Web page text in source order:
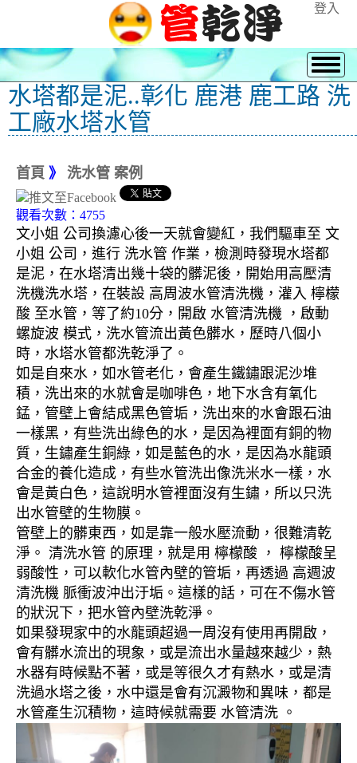
登入
水塔都是泥..彰化 鹿港 鹿工路 洗
工廠水塔水管
首頁 》 洗水管 案例
觀看次數：4755
文小姐 公司換濾心後一天就會變紅，我們驅車至 文
小姐 公司，進行 洗水管 作業，檢測時發現水塔都
是泥，在水塔清出幾十袋的髒泥後，開始用高壓清
洗機洗水塔，在裝設 高周波水管清洗機，灌入 檸檬
酸 至水管，等了約10分，開啟 水管清洗機 ，啟動
螺旋波 模式，洗水管流出黃色髒水，歷時八個小
時，水塔水管都洗乾淨了。
如是自來水，如水管老化，會產生鐵鏽跟泥沙堆
積，洗出來的水就會是咖啡色，地下水含有氧化
錳，管壁上會結成黑色管垢，洗出來的水會跟石油
一樣黑，有些洗出綠色的水，是因為裡面有銅的物
質，生鏽產生銅綠，如是藍色的水，是因為水龍頭
合金的養化造成，有些水管洗出像洗米水一樣，水
會是黃白色，這說明水管裡面沒有生鏽，所以只洗
出水管壁的生物膜。
管壁上的髒東西，如是靠一般水壓流動，很難清乾
淨。 清洗水管 的原理，就是用 檸檬酸 ， 檸檬酸呈
弱酸性，可以軟化水管內壁的管垢，再透過 高週波
清洗機 脈衝波沖出汙垢。這樣的話，可在不傷水管
的狀況下，把水管內壁洗乾淨。
如果發現家中的水龍頭超過一周沒有使用再開啟，
會有髒水流出的現象，或是流出水量越來越少，熱
水器有時候點不著，或是等很久才有熱水，或是清
洗過水塔之後，水中還是會有沉澱物和異味，都是
水管產生沉積物，這時候就需要 水管清洗 。